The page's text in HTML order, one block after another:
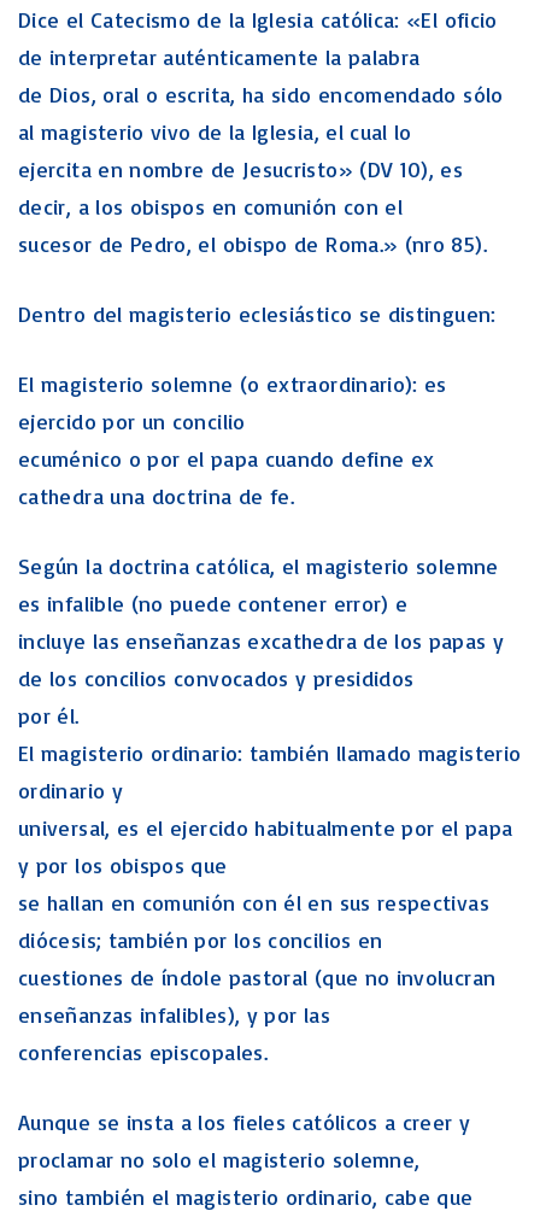
Dice el Catecismo de la Iglesia católica: «El oficio
de interpretar auténticamente la palabra
de Dios, oral o escrita, ha sido encomendado sólo
al magisterio vivo de la Iglesia, el cual lo
ejercita en nombre de Jesucristo» (DV 10), es
decir, a los obispos en comunión con el
sucesor de Pedro, el obispo de Roma.» (nro 85).
Dentro del magisterio eclesiástico se distinguen:
El magisterio solemne (o extraordinario): es
ejercido por un concilio
ecuménico o por el papa cuando define ex
cathedra una doctrina de fe.
Según la doctrina católica, el magisterio solemne
es infalible (no puede contener error) e
incluye las enseñanzas excathedra de los papas y
de los concilios convocados y presididos
por él.
El magisterio ordinario: también llamado magisterio
ordinario y
universal, es el ejercido habitualmente por el papa
y por los obispos que
se hallan en comunión con él en sus respectivas
diócesis; también por los concilios en
cuestiones de índole pastoral (que no involucran
enseñanzas infalibles), y por las
conferencias episcopales.
Aunque se insta a los fieles católicos a creer y
proclamar no solo el magisterio solemne,
sino también el magisterio ordinario, cabe que